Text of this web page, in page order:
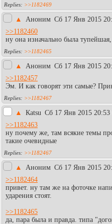
>>1182469
▲ Аноним Сб 17 Янв 2015
>>1182460
ну она изначально была тупейшая,
>>1182465
▲ Аноним Сб 17 Янв 2015
>>1182457
Эм. И как говорят эти самые?
>>1182467
▲ Каtsu Сб 17 Янв 2015 20:53
>>1182463
ну почему же, там всякие темы
такие очевидные
>>1182467
▲ Аноним Сб 17 Янв 2015
>>1182464
привет. ну там же на фоточке
ударения стоят.
>>1182465
да, пара была и правда. типа